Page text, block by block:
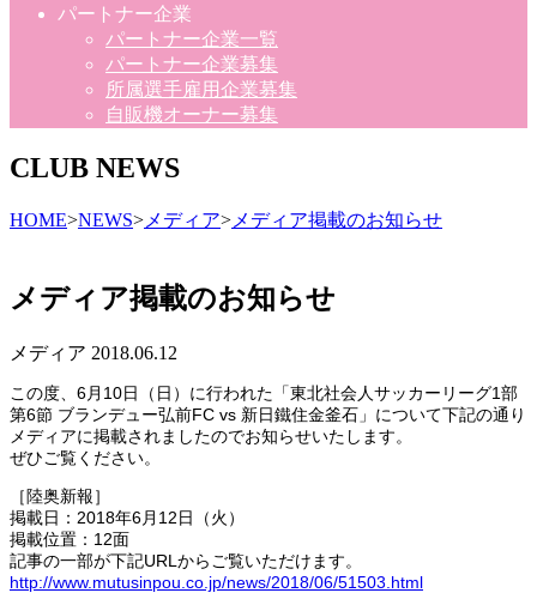
パートナー企業
パートナー企業一覧
パートナー企業募集
所属選手雇用企業募集
自販機オーナー募集
CLUB NEWS
HOME>NEWS> メディア> メディア掲載のお知らせ
メディア掲載のお知らせ
メディア 2018.06.12
この度、6月10日（日）に行われた「東北社会人サッカーリーグ1部
第6節 ブランデュー弘前FC vs 新日鐵住金釜石」について下記の通り
メディアに掲載されましたのでお知らせいたします。
ぜひご覧ください。
［陸奥新報］
掲載日：2018年6月12日（火）
掲載位置：12面
記事の一部が下記URLからご覧いただけます。
http://www.mutusinpou.co.jp/news/2018/06/51503.html